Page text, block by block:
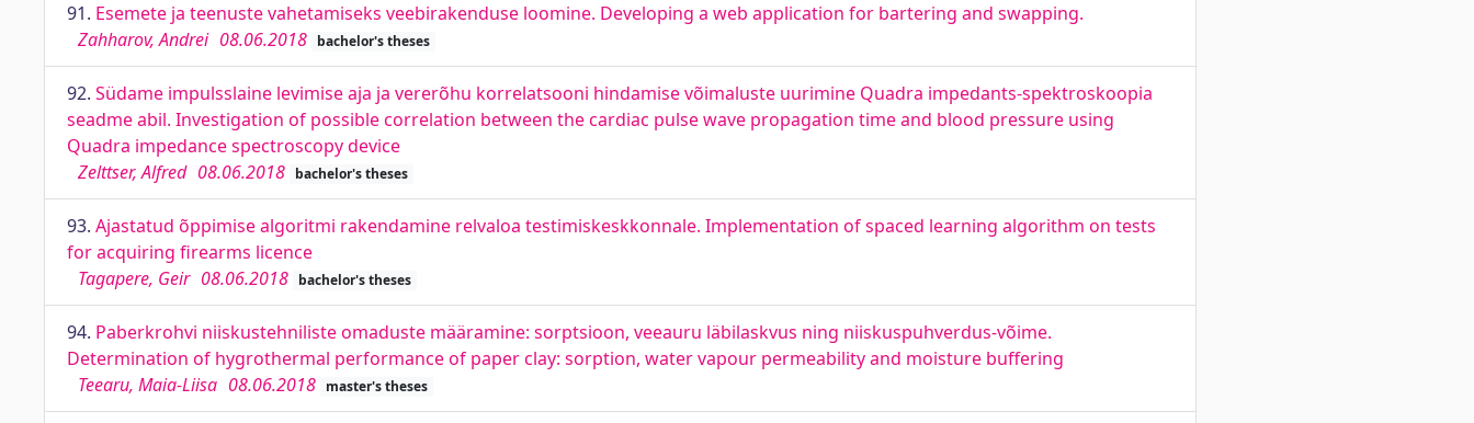
91. Esemete ja teenuste vahetamiseks veebirakenduse loomine. Developing a web application for bartering and swapping.
Zahharov, Andrei 08.06.2018 bachelor's theses
92. Südame impulsslaine levimise aja ja vererõhu korrelatsooni hindamise võimaluste uurimine Quadra impedants-spektroskoopia
seadme abil. Investigation of possible correlation between the cardiac pulse wave propagation time and blood pressure using
Quadra impedance spectroscopy device
Zelttser, Alfred 08.06.2018 bachelor's theses
93. Ajastatud õppimise algoritmi rakendamine relvaloa testimiskeskkonnale. Implementation of spaced learning algorithm on tests
for acquiring firearms licence
Tagapere, Geir 08.06.2018 bachelor's theses
94. Paberkrohvi niiskustehniliste omaduste määramine: sorptsioon, veeauru läbilaskvus ning niiskuspuhverdus-võime.
Determination of hygrothermal performance of paper clay: sorption, water vapour permeability and moisture buffering
Teearu, Maia-Liisa 08.06.2018 master's theses